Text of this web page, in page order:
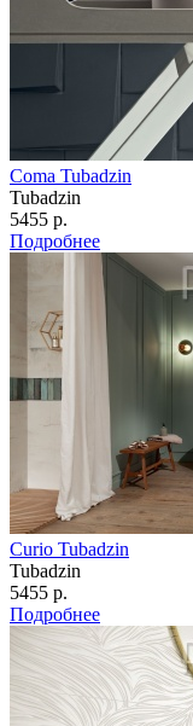
Coma Tubadzin
Tubadzin
5455 р.
Подробнее
Curio Tubadzin
Tubadzin
5455 р.
Подробнее